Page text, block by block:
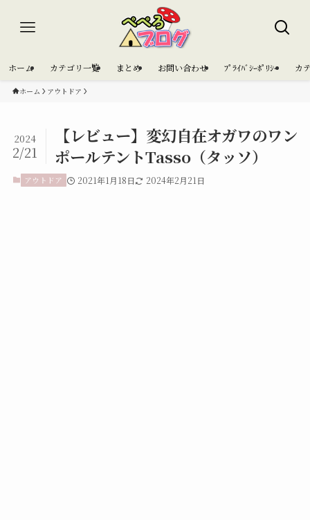
ホーム カテゴリ一覧 まとめ お問い合わせ ﾌﾟﾗｲﾊﾞｼｰﾎﾟﾘｼｰ カ
ホーム アウトドア
【レビュー】変幻自在オガワのワン
ポールテントTasso（タッソ）
2024
2/21
アウトドア 2021年1月18日 2024年2月21日